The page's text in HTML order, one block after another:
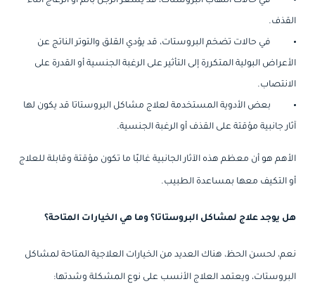
القذف.
في حالات تضخم البروستات، قد يؤدي القلق والتوتر الناتج عن
الأعراض البولية المتكررة إلى التأثير على الرغبة الجنسية أو القدرة على
الانتصاب.
بعض الأدوية المستخدمة لعلاج مشاكل البروستاتا قد يكون لها
آثار جانبية مؤقتة على القذف أو الرغبة الجنسية.
الأهم هو أن معظم هذه الآثار الجانبية غالبًا ما تكون مؤقتة وقابلة للعلاج
أو التكيف معها بمساعدة الطبيب.
هل يوجد علاج لمشاكل البروستاتا؟ وما هي الخيارات المتاحة؟
نعم، لحسن الحظ، هناك العديد من الخيارات العلاجية المتاحة لمشاكل
البروستات، ويعتمد العلاج الأنسب على نوع المشكلة وشدتها: